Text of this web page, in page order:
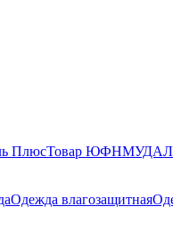
ПлюсТовар ЮФНМ
Одежда влагозащитная